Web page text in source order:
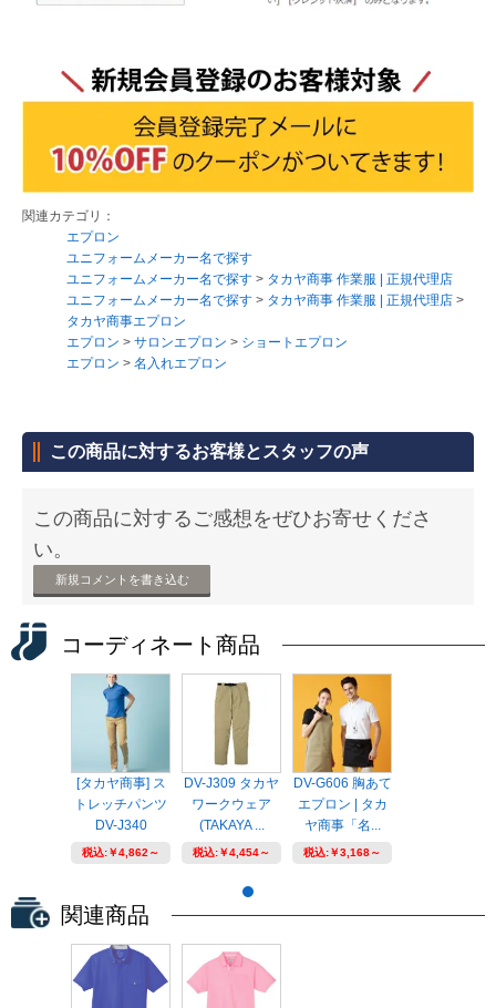
関連カテゴリ：
エプロン
ユニフォームメーカー名で探す
ユニフォームメーカー名で探す > タカヤ商事 作業服 | 正規代理店
ユニフォームメーカー名で探す > タカヤ商事 作業服 | 正規代理店 >
タカヤ商事エプロン
エプロン > サロンエプロン > ショートエプロン
エプロン > 名入れエプロン
この商品に対するお客様とスタッフの声
この商品に対するご感想をぜひお寄せくださ
い。
新規コメントを書き込む
コーディネート商品
[タカヤ商事] ス
トレッチパンツ
DV-J340
税込:￥4,862～
DV-J309 タカヤ
ワークウェア
(TAKAYA ...
税込:￥4,454～
DV-G606 胸あて
エプロン | タカ
ヤ商事「名...
税込:￥3,168～
関連商品